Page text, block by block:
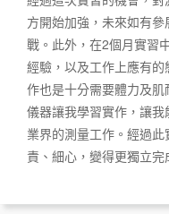
方開始加強，未來如有
戰。此外，在2個月實習
經驗，以及工作上應有
作也是十分需要體力及
儀器讓我學習實作，讓
業界的測量工作。經過
責、細心，變得更獨立完